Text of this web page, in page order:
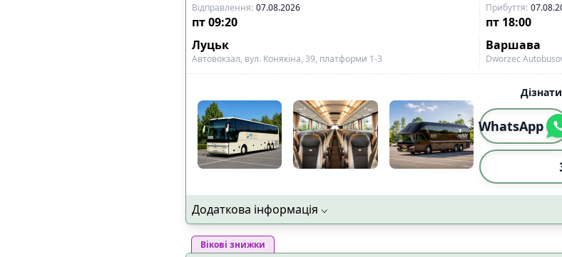
Відправлення: 07.08.2026 Прибуття:
пт09:20 пт 18:00
Луцьк
Варшава
Автовокзал, вул. Конякіна, 39, платформи 1-3 Dworzec
WhatsApp
Додаткова інформація
Вікові знижки